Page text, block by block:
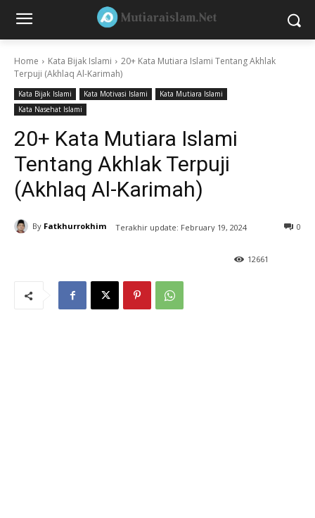
Home Kata Bijak Islami
20+ Kata Mutiara Islami Tentang Akhlak
Terpuji (Akhlaq Al-Karimah)
Kata Bijak Islami Kata Motivasi Islami
Kata Mutiara Islami
Kata Nasehat Islami
20+ Kata Mutiara Islami
Tentang Akhlak Terpuji
(Akhlaq Al-Karimah)
By Fatkhurrokhim Terakhir update: February 19, 2024 0
12661